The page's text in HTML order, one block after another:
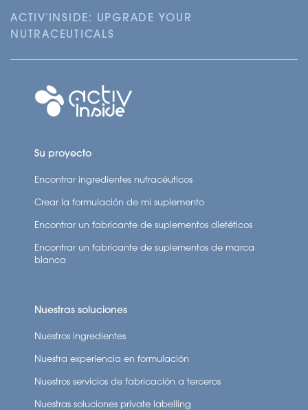
ACTIV'INSIDE: UPGRADE YOUR
NUTRACEUTICALS
Su proyecto
Encontrar ingredientes nutracéuticos
Crear la formulación de mi suplemento
Encontrar un fabricante de suplementos dietéticos
Encontrar un fabricante de suplementos de marca
blanca
Nuestras soluciones
Nuestros ingredientes
Nuestra experiencia en formulación
Nuestros servicios de fabricación a terceros
Nuestras soluciones private labelling